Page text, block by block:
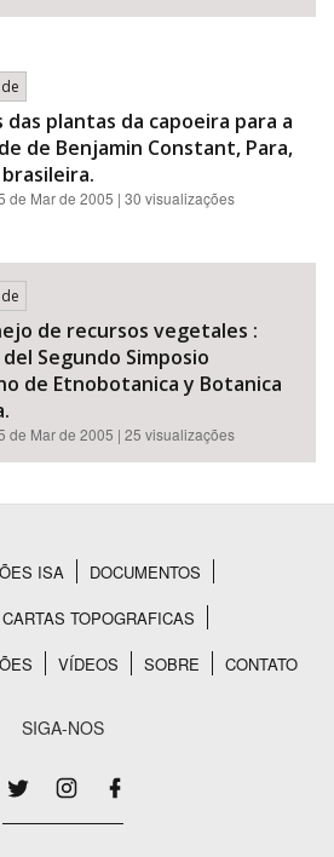
das plantas da capoeira para a
de Benjamin Constant, Para,
de Mar de 2005 | 30 visualizações
de recursos vegetales :
Segundo Simposio
de Etnobotanica y Botanica
de Mar de 2005 | 25 visualizações
ISA
DOCUMENTOS
TOPOGRAFICAS
VÍDEOS SOBRE CONTATO
SIGA-NOS